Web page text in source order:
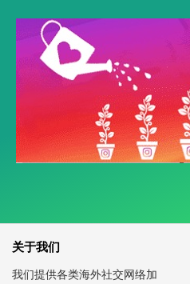
关于我们
我们提供各类海外社交网络加